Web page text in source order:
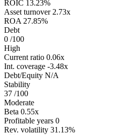
ROIC 13.23%
Asset turnover 2.73x
ROA 27.85%
Debt
0 /100
High
Current ratio 0.06x
Int. coverage -3.48x
Debt/Equity N/A
Stability
37 /100
Moderate
Beta 0.55x
Profitable years 0
Rev. volatility 31.13%